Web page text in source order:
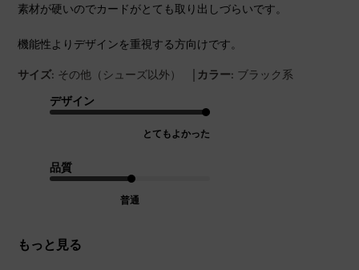
素材が硬いのでカードがとても取り出しづらいです。
機能性よりデザインを重視する方向けです。
サイズ: その他（シューズ以外） | カラー: ブラック系
デザイン
とてもよかった
品質
普通
もっと見る